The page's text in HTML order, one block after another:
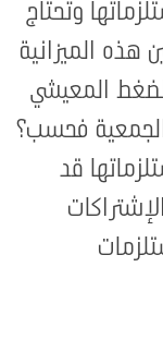
وتحتاج
هذه الميزانية
المعيشي
فحسب؟
قد